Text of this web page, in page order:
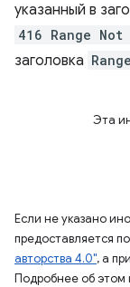
указанный в
416 Range
заголовка
Эта
Если не указано
предоставляется по
авторства 4.0", а
Подробнее об этом